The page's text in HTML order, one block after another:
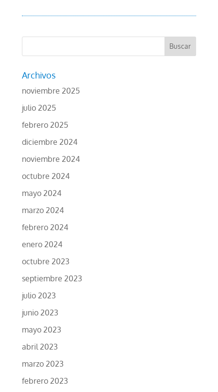
Archivos
noviembre 2025
julio 2025
febrero 2025
diciembre 2024
noviembre 2024
octubre 2024
mayo 2024
marzo 2024
febrero 2024
enero 2024
octubre 2023
septiembre 2023
julio 2023
junio 2023
mayo 2023
abril 2023
marzo 2023
febrero 2023